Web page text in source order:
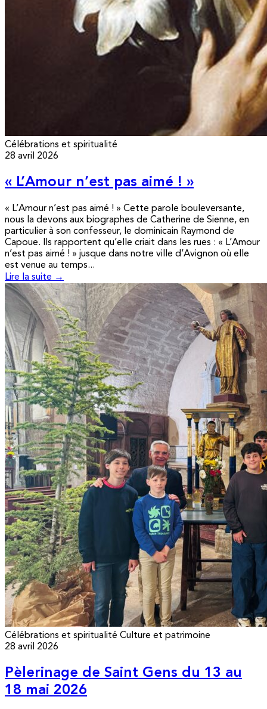
Célébrations et spiritualité
28 avril 2026
« L’Amour n’est pas aimé ! »
« L’Amour n’est pas aimé ! » Cette parole bouleversante,
nous la devons aux biographes de Catherine de Sienne, en
particulier à son confesseur, le dominicain Raymond de
Capoue. Ils rapportent qu’elle criait dans les rues : « L’Amour
n’est pas aimé ! » jusque dans notre ville d’Avignon où elle
est venue au temps...
Lire la suite →
Célébrations et spiritualité Culture et patrimoine
28 avril 2026
Pèlerinage de Saint Gens du 13 au
18 mai 2026